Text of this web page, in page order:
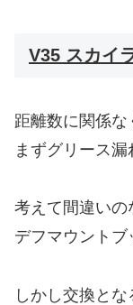
V35 スカイ
距離数に関係な
まずグリース
考えて間違いの
デフマウントブ
しかし交換とな